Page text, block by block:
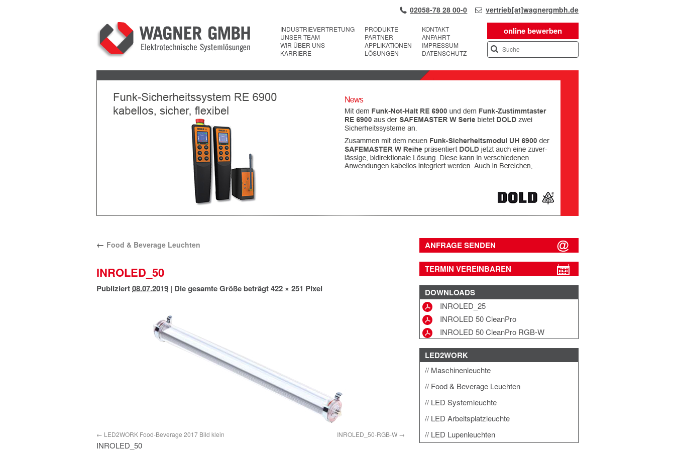
02058-78 28 00-0 vertrieb[at]wagnergmbh.de
online bewerben
INDUSTRIEVERTRETUNG
UNSER TEAM
WIR ÜBER UNS
KARRIERE
PRODUKTE
PARTNER
APPLIKATIONEN
LÖSUNGEN
KONTAKT
ANFAHRT
IMPRESSUM
DATENSCHUTZ
Next
← Food & Beverage Leuchten
INROLED_50
Publiziert08.07.2019 | Die gesamte Größe beträgt422 × 251 Pixel
LED2WORK Food-Beverage 2017 Bild klein INROLED_50-RGB-W
INROLED_50
ANFRAGE SENDEN
TERMIN VEREINBAREN
DOWNLOADS
INROLED_25
INROLED 50 CleanPro
INROLED 50 CleanPro RGB-W
LED2WORK
Maschinenleuchte
Food & Beverage Leuchten
LED Systemleuchte
LED Arbeitsplatzleuchte
LED Lupenleuchten